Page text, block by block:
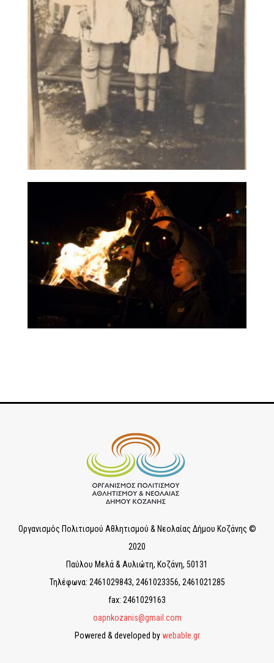
Οργανισμός Πολιτισμού Αθλητισμού & Νεολαίας Δήμου Κοζάνης ©
2020
Παύλου Μελά & Αυλιώτη, Κοζάνη, 50131
Τηλέφωνα: 2461029843, 2461023356, 2461021285
fax: 2461029163
oapnkozanis@gmail.com
Powered & developed by webable.gr